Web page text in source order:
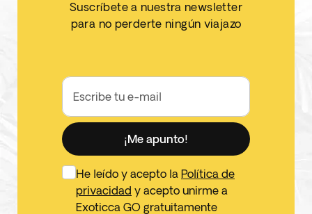
Suscríbete a nuestra newsletter
para no perderte ningún viajazo
Escribe tu e-mail
¡Me apunto!
He leído y acepto la Política de
privacidad y acepto unirme a
Exoticca GO gratuitamente